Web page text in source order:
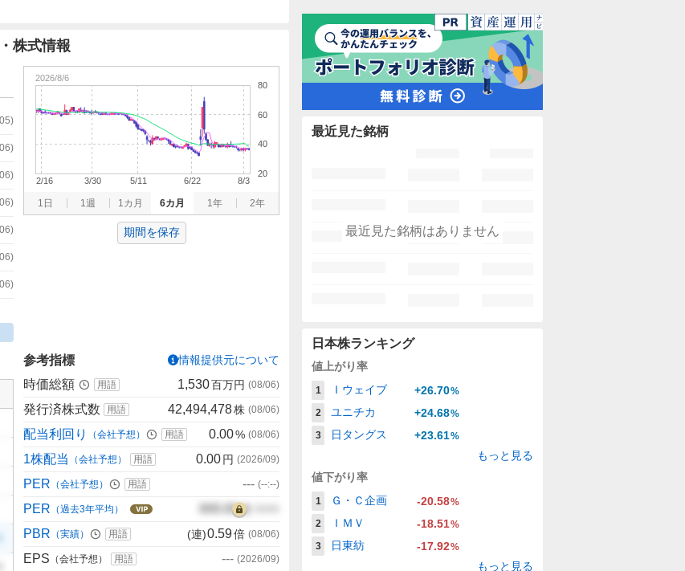
株式情報
)
)
)
)
)
)
)
1日 1週 1カ月 6カ月 1年 2年
20
40
60
80
2/16 3/30 5/11 6/22 8/3
2026/8/6
期間を保存
参考指標 情報提供元について
時価総額 用語 1,530百万円 (08/06)
発行済株式数 用語 42,494,478株 (08/06)
配当利回り （会社予想） 用語 0.00% (08/06)
1株配当 （会社予想） 用語 0.00円 (2026/09)
PER （会社予想） 用語 --- (--:--)
PER （過去3年平均） 000.00倍
PBR （実績） 用語 (連)0.59倍 (08/06)
EPS （会社予想） 用語 --- (2026/09)
最近見た銘柄
最近見た銘柄はありません
日本株ランキング
値上がり率
1 Ｉウェイブ +26.70%
2
ユニチカ +24.68%
3
日タングス +23.61%
もっと見る
値下がり率
1 Ｇ・Ｃ企画 -20.58%
2
ＩＭＶ -18.51%
3
日東紡 -17.92%
もっと見る